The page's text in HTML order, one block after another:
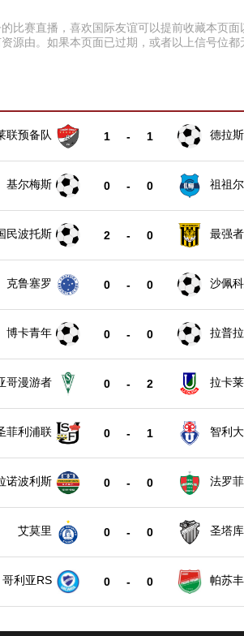
比赛直播，喜欢国际友谊可以提前收藏本页
由。如果本页面已过期，或者以上信号位都
联预备队 1 - 1 德拉
基尔梅斯 0 - 0 祖祖
民波托斯 2 - 0 最强者
克鲁塞罗 0 - 0 沙佩
博卡青年 0 - 0 拉普
哥漫游者 0 - 2 拉卡
菲利浦联 0 - 1 智利
诺波利斯 0 - 0 法罗
艾莫里 0 - 0 圣塔
哥利亚RS 0 - 0 帕苏